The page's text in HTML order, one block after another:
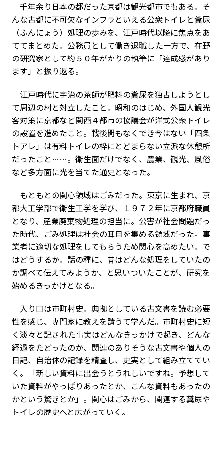
千年余り日本の都だった京都は観光都市でもある。そ
んな古都に不可欠なインフラといえる公衆トイレと糞尿
（ふんにょう）処理の歩みを、江戸時代以降に焦点をあ
ててまとめた。公務員として働き退職した一方で、在野
の研究家として約５０年がかりの執筆に「達成感があり
ます」と振り返る。
江戸時代に宇治の茶師が肥料の糞尿を独占しようとし
て周辺の村と対立したこと。昭和のはじめ、外国人観光
客対策に京都など関西４都市の協議会が洋式公衆トイレ
の設置を進めたこと。戦後間もなくでき今はない「四条
トアレ」は有料トイレの枠にとどまらない立派な休憩所
だったこと……。衛生面だけでなく、農業、観光、風俗
など多方面に光を当てた通史となった。
もともとの関心領域はごみだった。東京に生まれ、京
都大工学部で衛生工学を学び、１９７２年に京都府職員
となり、産業廃棄物処理の担当に。公害が社会問題だっ
た時代、ごみ処理は社会の耳目を集める領域だった。事
業者に適切な処理をしてもらうため関心を高めたい。で
はどうするか。話の種に、昔はどんな処理をしていたの
か調べて伝えてみようか、と思いついたことが、研究を
始めるきっかけとなる。
入り口は市町村史。典拠としている古文書を読む必要
性を感じ、専門家に教えを請うて学んだ。市町村史に短
く淡々と記された事実はどんなきっかけで起き、どんな
経過をたどったのか、関連のありそうな古文書や個人の
日記、自治体の記録を精査し、史実として組み立ててい
く。「新しい資料に出会うとうれしいですね。予想して
いた資料がやっぱりあったとか、こんな資料もあったの
かという驚きとか」。関心はごみから、関連する糞尿や
トイレの歴史へと広がっていく。